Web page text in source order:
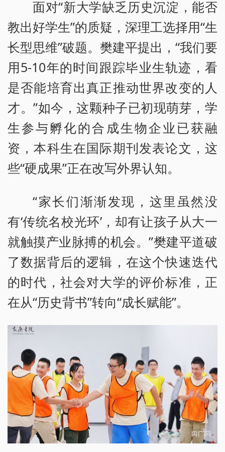
面对“新大学缺乏历史沉淀，能否
教出好学生”的质疑，深理工选择用“生
长型思维”破题。樊建平提出，“我们要
用5-10年的时间跟踪毕业生轨迹，看
是否能培育出真正推动世界改变的人
才。”如今，这颗种子已初现萌芽，学
生参与孵化的合成生物企业已获融
资，本科生在国际期刊发表论文，这
些“硬成果”正在改写外界认知。
“家长们渐渐发现，这里虽然没
有‘传统名校光环’，却有让孩子从大一
就触摸产业脉搏的机会。”樊建平道破
了数据背后的逻辑，在这个快速迭代
的时代，社会对大学的评价标准，正
在从“历史背书”转向“成长赋能”。